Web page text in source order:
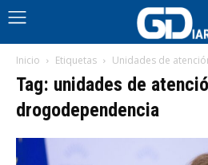
Inicio Etiquetas Unidades de
Tag: unidades de
drogodependencia